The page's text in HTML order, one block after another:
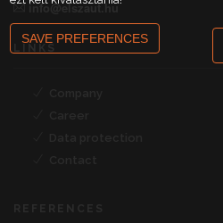
info@elszaut.hu
SAVE PREFERENCES